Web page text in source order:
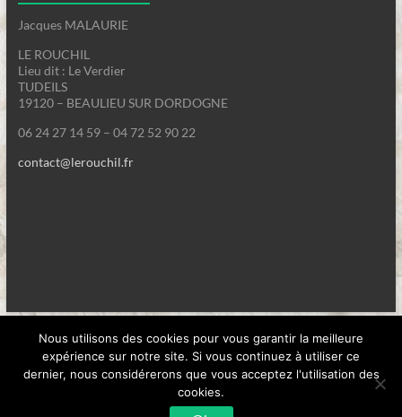
Jacques MALAURIE
LE ROUCHIL
Lieu dit : Le Verdier
TUDEILS
19120 – BEAULIEU SUR DORDOGNE
06 24 27 14 59 – 04 72 52 90 22
contact@lerouchil.fr
Copyright 2018 - Tous droits réservés - Le Rouchil "/Mentions
légales
Nous utilisons des cookies pour vous garantir la meilleure
expérience sur notre site. Si vous continuez à utiliser ce
dernier, nous considérerons que vous acceptez l'utilisation des
cookies.